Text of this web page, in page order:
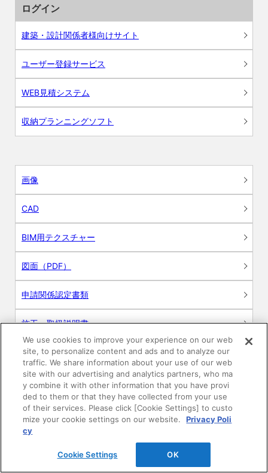
ログイン
建築・設計関係者様向けサイト
ユーザー登録サービス
WEB見積システム
収納プランニングソフト
画像
CAD
BIM用テクスチャー
図面（PDF）
申請関係認定書類
施工・取扱説明書
動画
シミュレーションツール
24時間換気システム〈エアスマート〉
簡易設計見積ソフト
R&Dセンター環境測定・分析サービス
We use cookies to improve your experience on our web
site, to personalize content and ads and to analyze our
traffic. We share information about your use of our web
site with our advertising and analytics partners, who ma
y combine it with other information that you have provi
ded to them or that they have collected from your use
of their services. Please click [Cookie Settings] to custo
mize your cookie settings on our website.
Privacy Poli
cy
Cookie Settings OK